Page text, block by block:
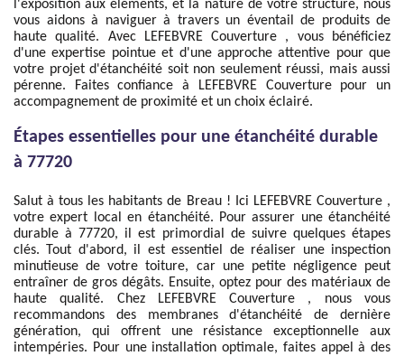
l'exposition aux éléments, et la nature de votre structure, nous
vous aidons à naviguer à travers un éventail de produits de
haute qualité. Avec LEFEBVRE Couverture , vous bénéficiez
d'une expertise pointue et d'une approche attentive pour que
votre projet d'étanchéité soit non seulement réussi, mais aussi
pérenne. Faites confiance à LEFEBVRE Couverture pour un
accompagnement de proximité et un choix éclairé.
Étapes essentielles pour une étanchéité durable
à 77720
Salut à tous les habitants de Breau ! Ici LEFEBVRE Couverture ,
votre expert local en étanchéité. Pour assurer une étanchéité
durable à 77720, il est primordial de suivre quelques étapes
clés. Tout d'abord, il est essentiel de réaliser une inspection
minutieuse de votre toiture, car une petite négligence peut
entraîner de gros dégâts. Ensuite, optez pour des matériaux de
haute qualité. Chez LEFEBVRE Couverture , nous vous
recommandons des membranes d'étanchéité de dernière
génération, qui offrent une résistance exceptionnelle aux
intempéries. Pour une installation optimale, faites appel à des